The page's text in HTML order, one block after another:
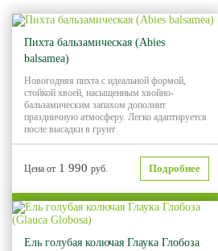
Пихта бальзамическая (Abies
balsamea)
Новогодняя пихта с идеальной формой,
стойкой хвоей, насыщенным хвойно-
бальзамическим запахом дополнит
праздничную атмосферу. Легко адаптируется
после высадки в грунт
Цена от 1 990 руб. Подробнее
Ель голубая колючая Глаука Глобоза